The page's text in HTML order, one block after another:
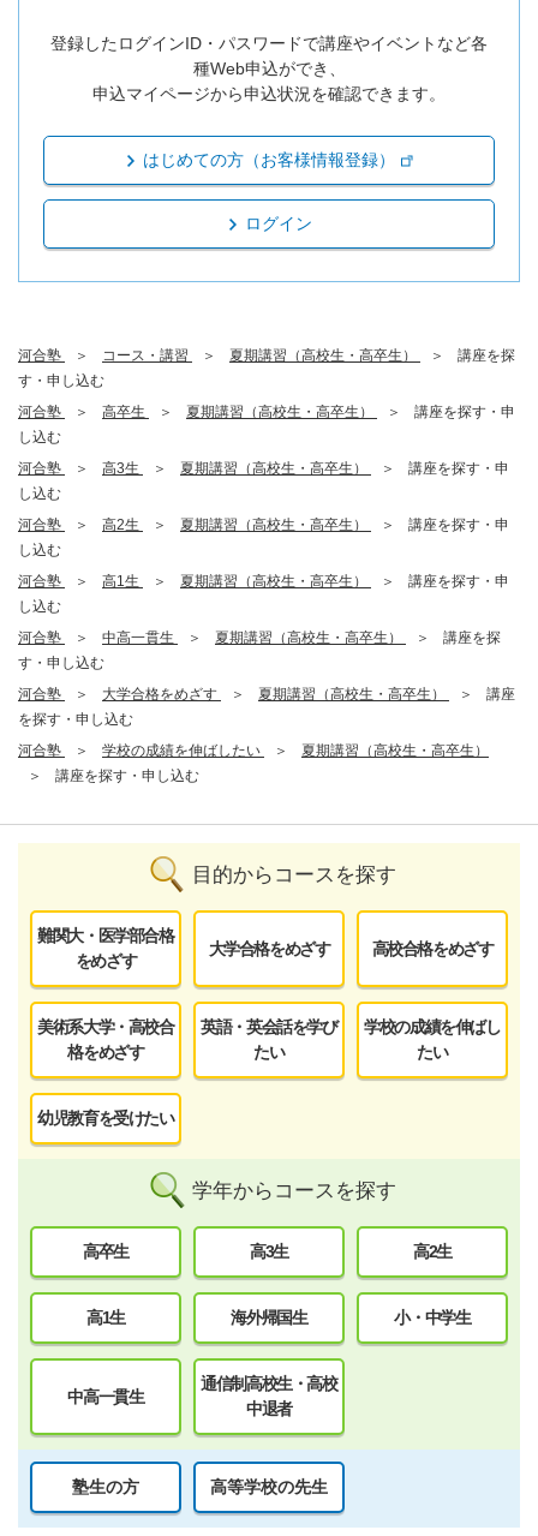
登録したログインID・パスワードで講座やイベントなど各
種Web申込ができ、
申込マイページから申込状況を確認できます。
はじめての方（お客様情報登録）
ログイン
河合塾 コース・講習 夏期講習（高校生・高卒生）
講座を探
す・申し込む
河合塾
高卒生 夏期講習（高校生・高卒生）
講座を探す・申
し込む
河合塾
高3生 夏期講習（高校生・高卒生）
講座を探す・申
し込む
河合塾
高2生 夏期講習（高校生・高卒生）
講座を探す・申
し込む
河合塾
高1生 夏期講習（高校生・高卒生）
講座を探す・申
し込む
河合塾
中高一貫生 夏期講習（高校生・高卒生）
講座を探
す・申し込む
河合塾
大学合格をめざす 夏期講習（高校生・高卒生）
講座
を探す・申し込む
河合塾
学校の成績を伸ばしたい
夏期講習（高校生・高卒生）
講座を探す・申し込む
目的からコースを探す
難関大・医学部合格
をめざす
大学合格をめざす 高校合格をめざす
美術系大学・高校合
格をめざす
英語・英会話を学び
たい
学校の成績を伸ばし
たい
幼児教育を受けたい
学年からコースを探す
高卒生 高3生 高2生
高1生 海外帰国生 小・中学生
中高一貫生
通信制高校生・高校
中退者
塾生の方 高等学校の先生